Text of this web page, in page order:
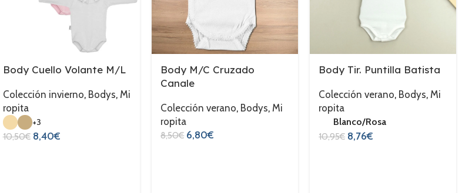
Body Cuello Volante M/L
Colección invierno, Bodys, Mi
ropita
+3
10,50€ 8,40€
Body M/C Cruzado
Canale
Colección verano, Bodys, Mi
ropita
8,50€ 6,80€
Body Tir. Puntilla Batista
Colección verano, Bodys, Mi
ropita
Blanco/Rosa
10,95€ 8,76€